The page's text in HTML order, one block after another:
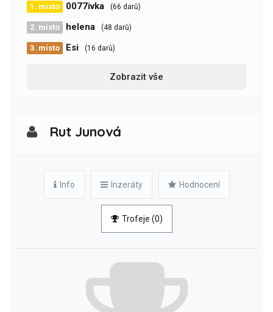
1. místo 0077ivka (66 darů)
2. místo helena (48 darů)
3. místo Esi (16 darů)
Zobrazit vše
Rut Junová
Info Inzeráty Hodnocení
Trofeje (0)